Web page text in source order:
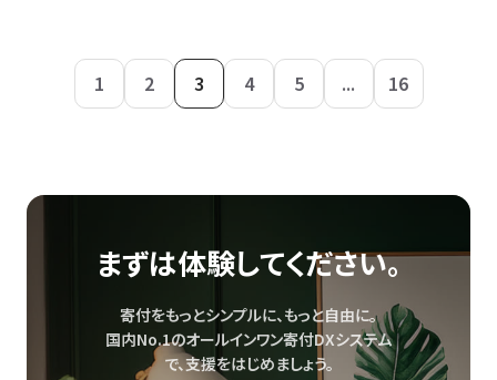
1 2 3 4 5 ... 16
まずは体験してください。
寄付をもっとシンプルに、もっと自由に。
国内No.1のオールインワン寄付DXシステム
で、支援をはじめましょう。